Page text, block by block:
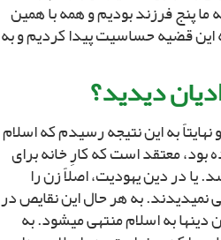
ما پنج فرزند بودیم و همه با همین
این قضیه حساسیت پیدا کردیم و به
دیدید؟
به این نتیجه رسیدم که اسلام
معتقد است که کارِ خانه براى
یا در دین یهودیت، اصلاً زن را
به هر حال این نقایص در
به اسلام منتهى مى‏شود. به